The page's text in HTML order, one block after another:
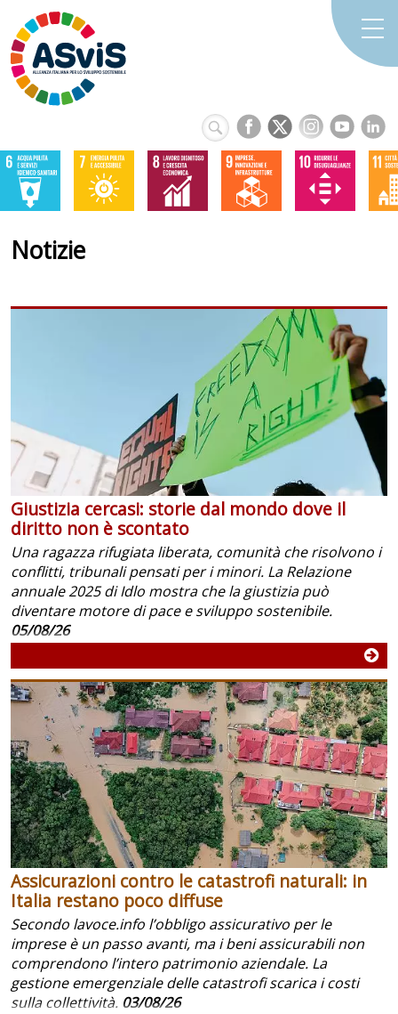
Notizie
Giustizia cercasi: storie dal mondo dove il
diritto non è scontato
Una ragazza rifugiata liberata, comunità che risolvono i
conflitti, tribunali pensati per i minori. La Relazione
annuale 2025 di Idlo mostra che la giustizia può
diventare motore di pace e sviluppo sostenibile.
05/08/26
Assicurazioni contro le catastrofi naturali: in
Italia restano poco diffuse
Secondo lavoce.info l’obbligo assicurativo per le
imprese è un passo avanti, ma i beni assicurabili non
comprendono l’intero patrimonio aziendale. La
gestione emergenziale delle catastrofi scarica i costi
sulla collettività. 03/08/26